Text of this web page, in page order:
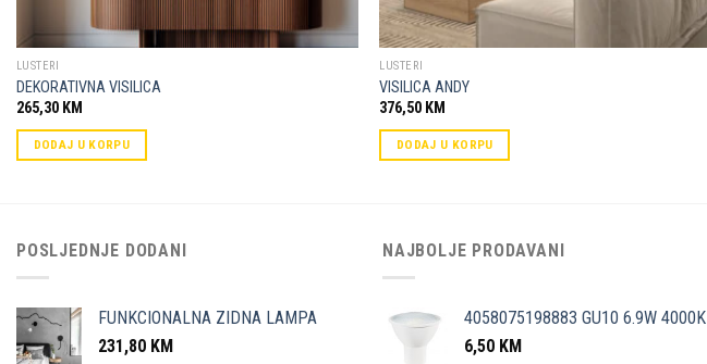
LUSTERI
DEKORATIVNA VISILICA
265,30 KM
DODAJ U KORPU
LUSTERI
VISILICA ANDY
376,50 KM
DODAJ U KORPU
POSLJEDNJE DODANI
FUNKCIONALNA ZIDNA LAMPA
231,80 KM
NAJBOLJE PRODAVANI
4058075198883 GU10 6.9W 4000K
6,50 KM